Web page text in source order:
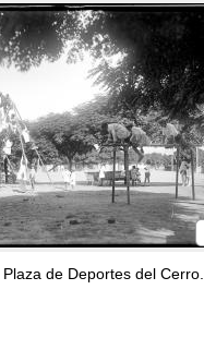
Plaza de Deportes del Cerro.